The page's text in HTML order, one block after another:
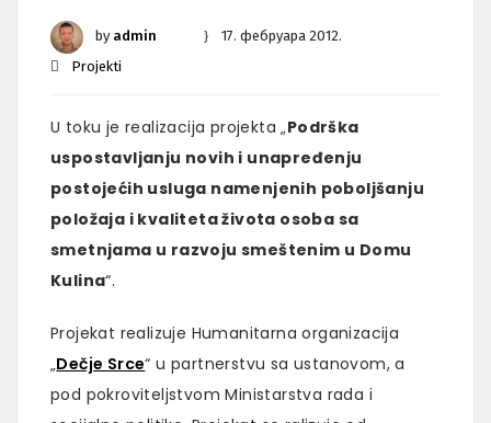
by admin
17. фебруара 2012.
Projekti
U toku je realizacija projekta „Podrška
uspostavljanju novih i unapređenju
postojećih usluga namenjenih poboljšanju
položaja i kvaliteta života osoba sa
smetnjama u razvoju smeštenim u Domu
Kulina“.
Projekat realizuje Humanitarna organizacija
„Dečje Srce“ u partnerstvu sa ustanovom, a
pod pokroviteljstvom Ministarstva rada i